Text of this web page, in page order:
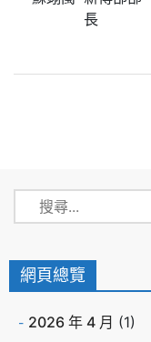
長
網頁總覽
2026 年 4 月 (1)